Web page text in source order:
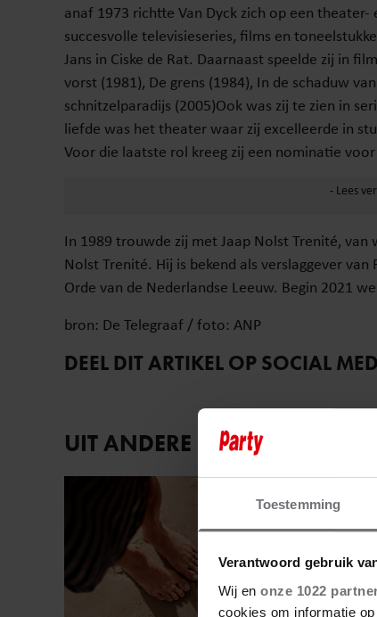
Toestemming
Verantwoord gebruik
Wij en onze 1022
cookies om informatie
anaf 1973 richtte Van Dyck zich op een
succesvolle televisieseries, films en
Jans in Ciske de Rat. Daarnaast speelde zij in
vorst (1981), De grens (1984), In de schaduw
schnitzelparadijs (2005)Ook was zij te zien in
liefde was het theater waar zij excelleerde in
Voor die laatste rol kreeg zij een nominatie voor
In 1989 trouwde zij met Jaap Nolst Trenité, van
Nolst Trenité. Hij is bekend als verslaggever
Orde van de Nederlandse Leeuw. Begin 2021
bron: De Telegraaf / foto: ANP
DEEL DIT ARTIKEL OP SOCIAL
UIT ANDERE MEDIA